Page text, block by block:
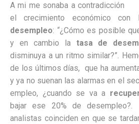
A mi me sonaba a contradicción
el crecimiento económico
desempleo: “¿Cómo es posible
y en cambio la tasa de
disminuya a un ritmo similar?”.
de los últimos días, que ha
y ya no suenan las alarmas en el
empleo, ¿cuando se va a
bajar ese 20% de
analistas coinciden en que se